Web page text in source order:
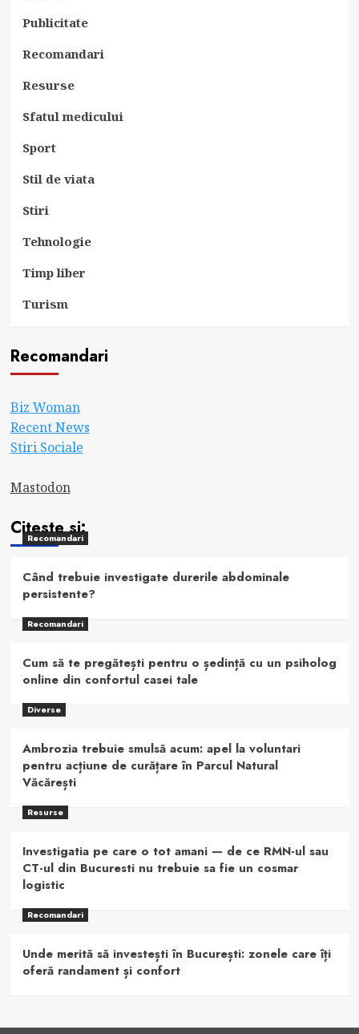
Publicitate
Recomandari
Resurse
Sfatul medicului
Sport
Stil de viata
Stiri
Tehnologie
Timp liber
Turism
Recomandari
Biz Woman
Recent News
Stiri Sociale
Mastodon
Citeste si:
Recomandari
Când trebuie investigate durerile abdominale
persistente?
Recomandari
Cum să te pregătești pentru o ședință cu un psiholog
online din confortul casei tale
Diverse
Ambrozia trebuie smulsă acum: apel la voluntari
pentru acțiune de curățare în Parcul Natural
Văcărești
Resurse
Investigatia pe care o tot amani — de ce RMN-ul sau
CT-ul din Bucuresti nu trebuie sa fie un cosmar
logistic
Recomandari
Unde merită să investești în București: zonele care îți
oferă randament și confort